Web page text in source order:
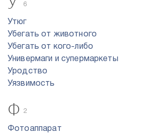
6
Утюг
Убегать от животного
Убегать от кого-либо
Универмаги и супермаркеты
Уродство
Уязвимость
Ф 2
Фотоаппарат